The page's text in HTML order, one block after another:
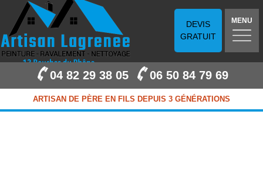
DEVIS
GRATUIT
MENU
04 82 29 38 05 06 50 84 79 69
ARTISAN DE PÈRE EN FILS DEPUIS 3 GÉNÉRATIONS